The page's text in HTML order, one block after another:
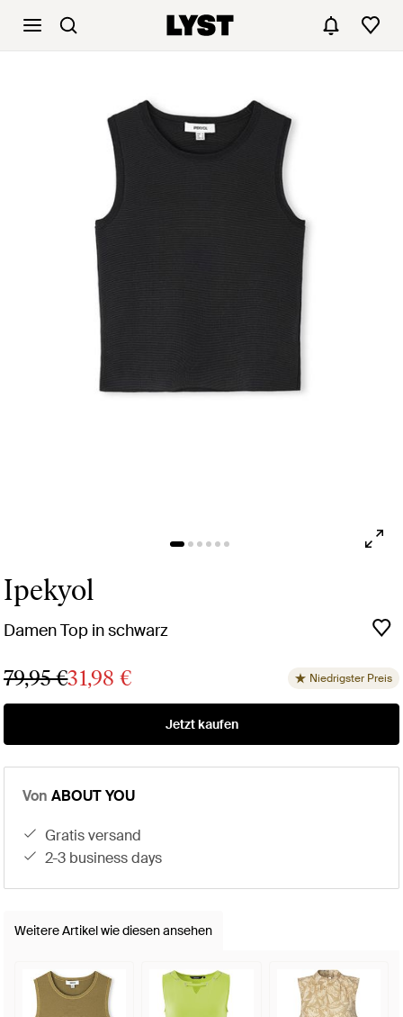
Ipekyol
Damen Top in schwarz
79,95 €31,98 € Niedrigster Preis
Jetzt kaufen
Von ABOUT YOU
gratis versand
2-3 business days
Weitere Artikel wie diesen ansehen